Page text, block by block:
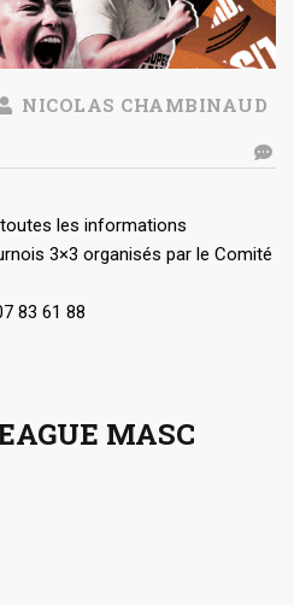
NICOLAS CHAMBINAUD
les informations
3×3 organisés par le Comité
83 61 88
MASC